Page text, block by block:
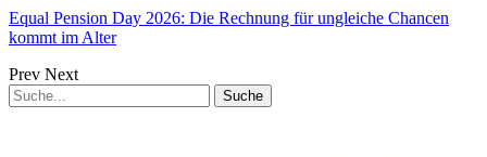
Equal Pension Day 2026: Die Rechnung für ungleiche Chancen
kommt im Alter
Prev Next